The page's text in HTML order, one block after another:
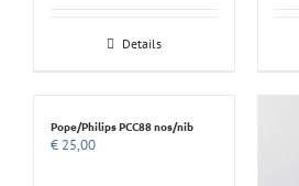
Details
Pope/Philips PCC88 nos/nib
€ 25,00